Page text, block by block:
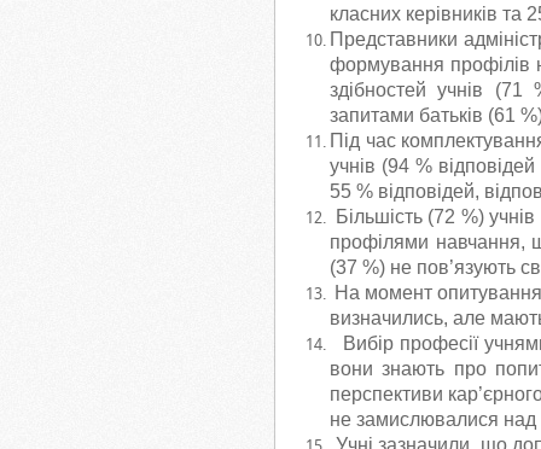
класних керівників та
Представники
формування профілів
здібностей учнів
запитами батьків (61
Під час
учнів (94 %
55 % відповідей,
Більшість (72 %)
профілями навчання,
(37 %) не пов’язують
На момент
визначились, але
Вибір професії
вони знають про
перспективи
не замислювалися над
Учні зазначили, що